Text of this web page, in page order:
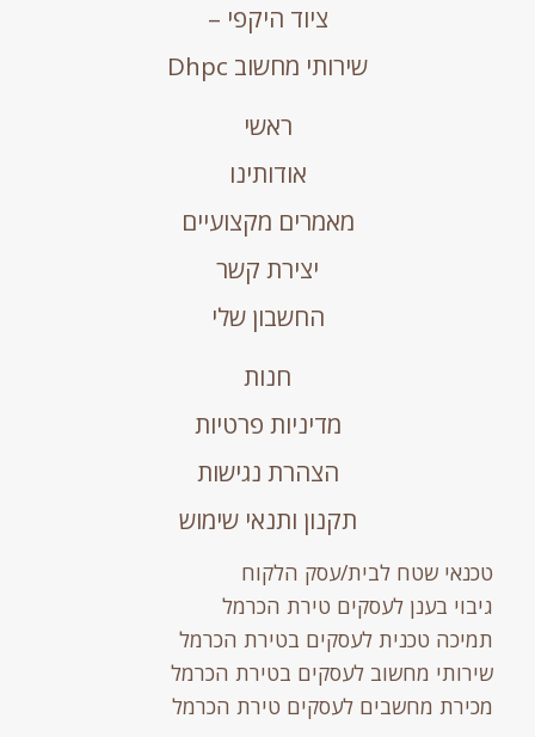
ציוד היקפי –
שירותי מחשוב Dhpc
ראשי
אודותינו
מאמרים מקצועיים
יצירת קשר
החשבון שלי
חנות
מדיניות פרטיות
הצהרת נגישות
תקנון ותנאי שימוש
טכנאי שטח לבית/עסק הלקוח
גיבוי בענן לעסקים טירת הכרמל
תמיכה טכנית לעסקים בטירת הכרמל
שירותי מחשוב לעסקים בטירת הכרמל
מכירת מחשבים לעסקים טירת הכרמל